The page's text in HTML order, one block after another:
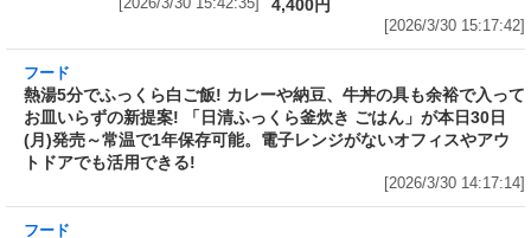
フード
3分で食べられる人気沸騰中の四
川料理! 日清食品が「カップヌー
発売～具材は謎肉、キャベツ、チ
ンゲンサイ、キクラゲ
フード
自慢のそばが食べ放題! 和食麺処
(火)開催～大海老天などの天ぷら
や薬味などもついて税込2,200円!